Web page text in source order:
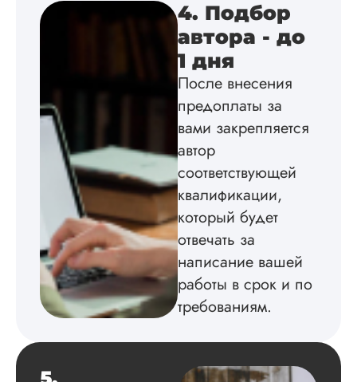
Инна
Вид работы:
Диссертация
Магистерскую
диссертацию по
философии
на твердую 5.
структуру, список
литературы,
приложения,
поставили ссылки
литературные
Уникальность
4. Подбор
автора - до
1 дня
После внесения
предоплаты за
вами закрепляется
автор
соответствующей
квалификации,
который будет
отвечать за
написание вашей
работы в срок и по
требованиям.